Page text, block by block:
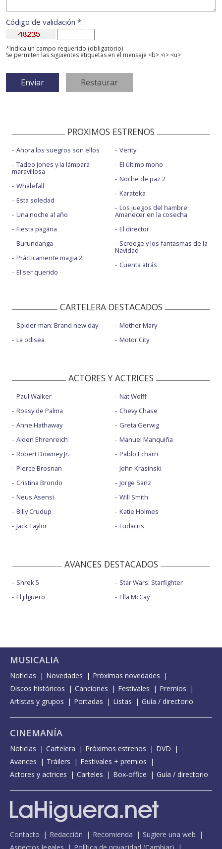
Código de validación *:
*Indica un campo requerido (obligatorio)
Se permiten las siguientes etiquetas en el mensaje <b> <i> <u>
PROXIMOS ESTRENOS
Ahora los suegros son ellos
Tadeo Jones y la lámpara
maravillosa
Whalefall
Esta soledad
Una noche al año
Fiesta pagäna
Burundanga
Prácticamente magia 2
El ser querido
Verity
El último mono
Noche de paz 2
Karateka
Los juegos del hambre:
Amanecer en la cosecha
El director
Scrooge y los fantasmas de la
Navidad
Cuenta atrás
CARTELERA DESTACADOS
Spider-man: Brand new day
La odisea
Mother Mary
Motor City
ACTORES Y ACTRICES
Paul Walker
Rossy de Palma
Anne Hathaway
Alden Ehrenreich
Robert Downey Jr.
Pierce Brosnan
Cristina Brondo
Neus Asensi
Billy Crudup
Jack Taylor
Nat Wolff
Chevy Chase
Greta Gerwig
Manuel Manquiña
Pablo Echarri
John Krasinski
Jorge Sanz
Will Smith
Katie Holmes
Ludacris
AVANCES DESTACADOS
Shrek 5
El jilguero
Star Wars: Starfighter
Ella McCay
MUSICALIA
Noticias Novedades
Próximas novedades
Discos históricos
Canciones Festivales
Premios
Artistas y grupos
Portadas Listas Guía / directorio
CINEMANÍA
Noticias Cartelera Próximos estrenos
DVD
Avances
Tráilers
Festivales + premios
Actores y actrices
Carteles Box-office Guía / directorio
Contacto Redacción Recomienda
Sugiere una web